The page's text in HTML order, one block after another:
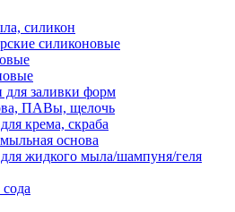
силикон
силиконовые
для заливки форм
ПАВы, щелочь
крема, скраба
основа
жидкого мыла/шампуня/геля